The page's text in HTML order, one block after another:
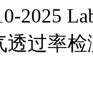
2025
透过率